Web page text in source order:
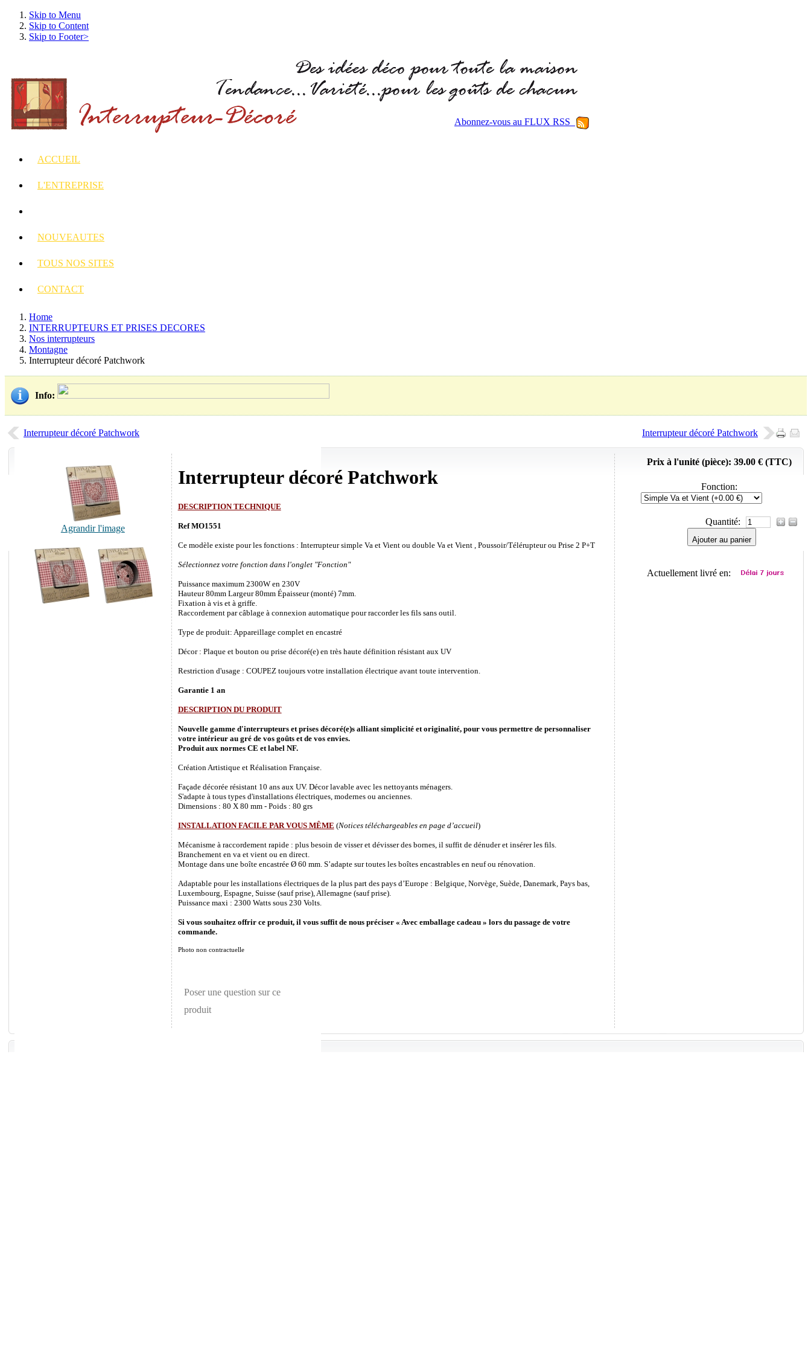
Skip to Menu
Skip to Content
Skip to Footer>
Abonnez-vous au FLUX RSS
ACCUEIL
L'ENTREPRISE
NOUVEAUTES
TOUS NOS SITES
CONTACT
Home
INTERRUPTEURS ET PRISES DECORES
Nos interrupteurs
Montagne
Interrupteur décoré Patchwork
Info:
Interrupteur décoré Patchwork Interrupteur décoré Patchwork
Agrandir l'image
Interrupteur décoré Patchwork
DESCRIPTION TECHNIQUE
Ref MO1551
Ce modèle existe pour les fonctions : Interrupteur simple Va et Vient ou double Va et Vient , Poussoir/Télérupteur ou Prise 2 P+T
Sélectionnez votre fonction dans l'onglet "Fonction"
Puissance maximum 2300W en 230V
Hauteur 80mm Largeur 80mm Épaisseur (monté) 7mm.
Fixation à vis et à griffe.
Raccordement par câblage à connexion automatique pour raccorder les fils sans outil.
Type de produit: Appareillage complet en encastré
Décor : Plaque et bouton ou prise décoré(e) en très haute définition résistant aux UV
Restriction d'usage : COUPEZ toujours votre installation électrique avant toute intervention.
Garantie 1 an
DESCRIPTION DU PRODUIT
Nouvelle gamme d'interrupteurs et prises décoré(e)s alliant simplicité et originalité, pour vous permettre de personnaliser
votre intérieur au gré de vos goûts et de vos envies.
Produit aux normes CE et label NF.
Création Artistique et Réalisation Française.
Façade décorée résistant 10 ans aux UV. Décor lavable avec les nettoyants ménagers.
S'adapte à tous types d'installations électriques, modernes ou anciennes.
Dimensions : 80 X 80 mm - Poids : 80 grs
INSTALLATION FACILE PAR VOUS MÊME (Notices téléchargeables en page d’accueil)
Mécanisme à raccordement rapide : plus besoin de visser et dévisser des bornes, il suffit de dénuder et insérer les fils.
Branchement en va et vient ou en direct.
Montage dans une boîte encastrée Ø 60 mm. S’adapte sur toutes les boîtes encastrables en neuf ou rénovation.
Adaptable pour les installations électriques de la plus part des pays d’Europe : Belgique, Norvège, Suède, Danemark, Pays bas,
Luxembourg, Espagne, Suisse (sauf prise), Allemagne (sauf prise).
Puissance maxi : 2300 Watts sous 230 Volts.
Si vous souhaitez offrir ce produit, il vous suffit de nous préciser « Avec emballage cadeau » lors du passage de votre
commande.
Photo non contractuelle
Poser une question sur ce
produit
Prix à l'unité (pièce): 39.00 € (TTC)
Fonction:
Quantité:
Ajouter au panier
Actuellement livré en: